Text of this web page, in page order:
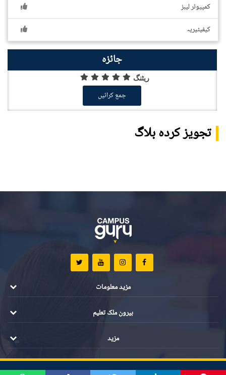
کمپیوٹر لیبز
کیفیٹیریہ
جائزہ
ریٹنگ
جمع کرائیں
تجویز کردہ بلاگ
مزید معلومات
بیرون ملک تعلیم
مزید